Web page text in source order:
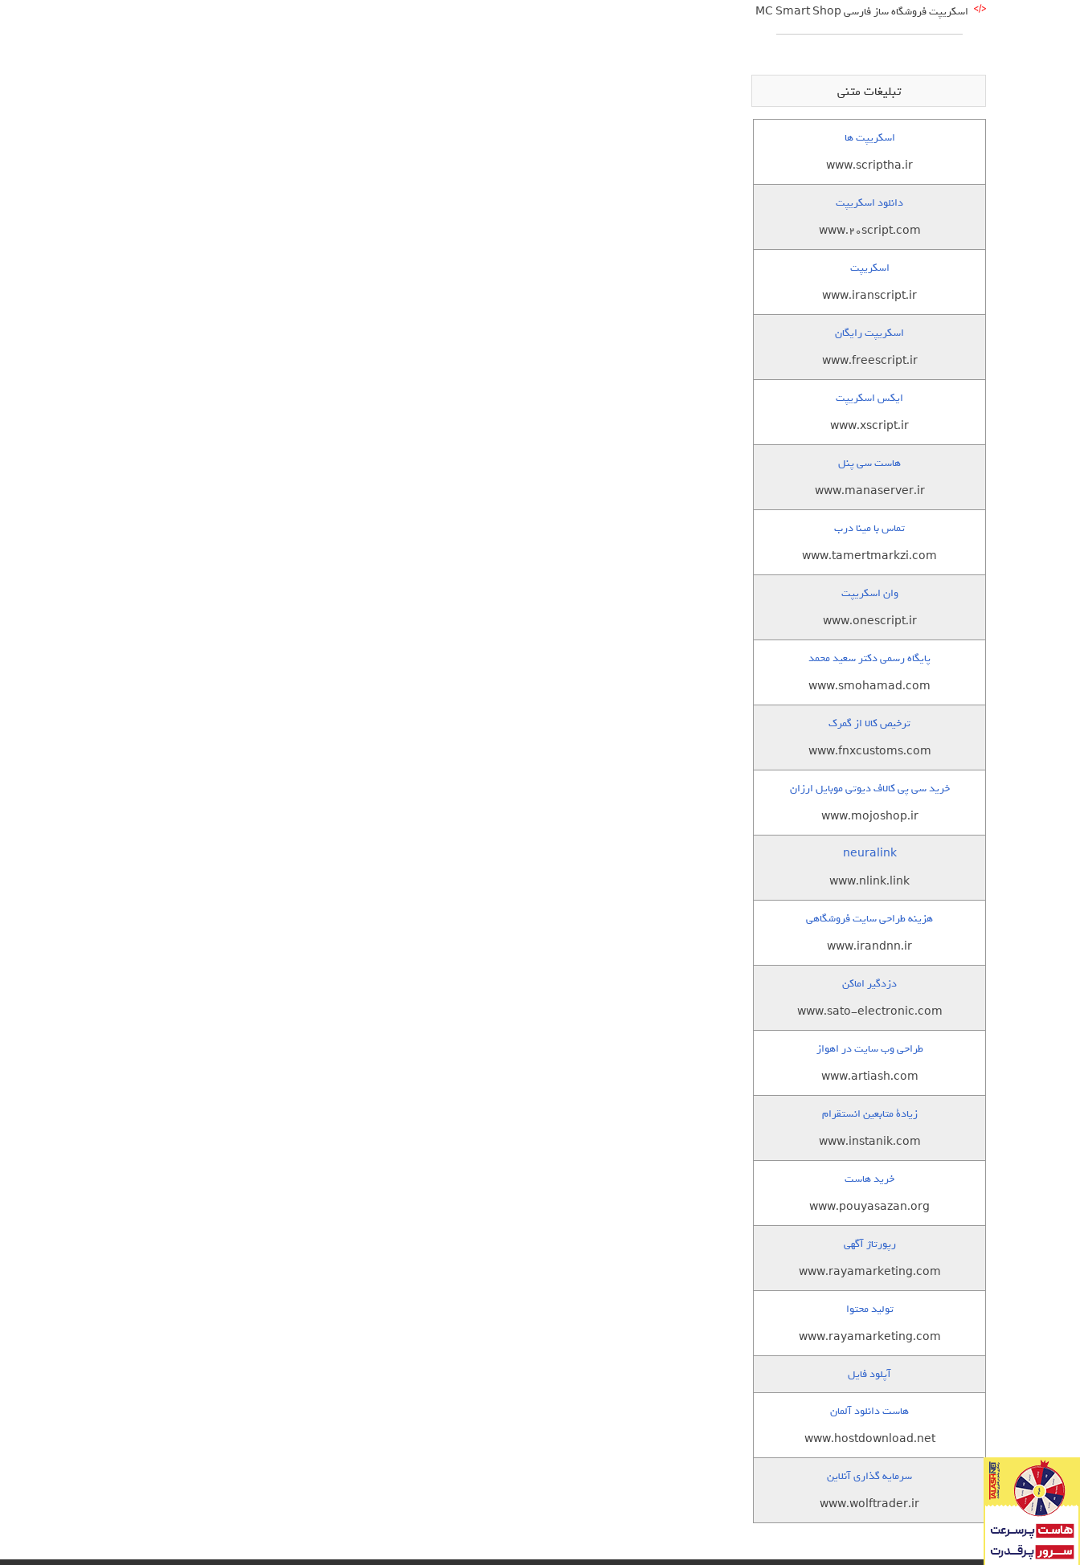
اسکریپت فروشگاه ساز فارسی MC Smart Shop
تبلیغات متنی
اسکریپت ها
www.scriptha.ir
دانلود اسکریپت
www.20script.com
اسکریپت
www.iranscript.ir
اسکریپت رایگان
www.freescript.ir
ایکس اسکریپت
www.xscript.ir
هاست سی پنل
www.manaserver.ir
تماس با مینا درب
www.tamertmarkzi.com
وان اسکریپت
www.onescript.ir
پایگاه رسمی دکتر سعید محمد
www.smohamad.com
ترخیص کالا از گمرک
www.fnxcustoms.com
خرید سی پی کالاف دیوتی موبایل ارزان
www.mojoshop.ir
neuralink
www.nlink.link
هزینه طراحی سایت فروشگاهی
www.irandnn.ir
دزدگیر اماکن
www.sato-electronic.com
طراحی وب سایت در اهواز
www.artiash.com
زيادة متابعين انستقرام
www.instanik.com
خرید هاست
www.pouyasazan.org
رپورتاژ آگهی
www.rayamarketing.com
تولید محتوا
www.rayamarketing.com
آپلود فایل
هاست دانلود آلمان
www.hostdownload.net
سرمایه گذاری آنلاین
www.wolftrader.ir